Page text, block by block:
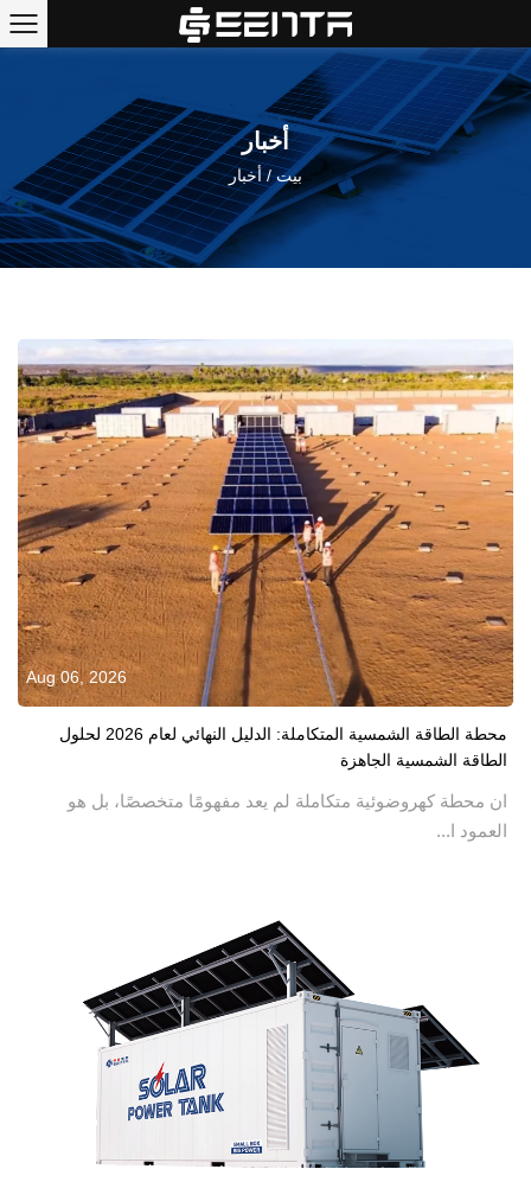
أخبار
بيت/أخبار
Aug 06, 2026
محطة الطاقة الشمسية المتكاملة: الدليل النهائي لعام 2026 لحلول
الطاقة الشمسية الجاهزة
ان محطة كهروضوئية متكاملة لم يعد مفهومًا متخصصًا، بل هو
العمود ا...